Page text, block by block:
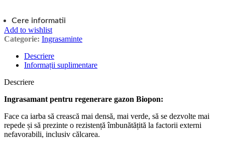
Cere informatii
Add to wishlist
Categorie: Ingrasaminte
Descriere
Informații suplimentare
Descriere
Ingrasamant pentru regenerare gazon Biopon:
Face ca iarba să crească mai densă, mai verde, să se dezvolte mai
repede și să prezinte o rezistență îmbunătățită la factorii externi
nefavorabili, inclusiv călcarea.